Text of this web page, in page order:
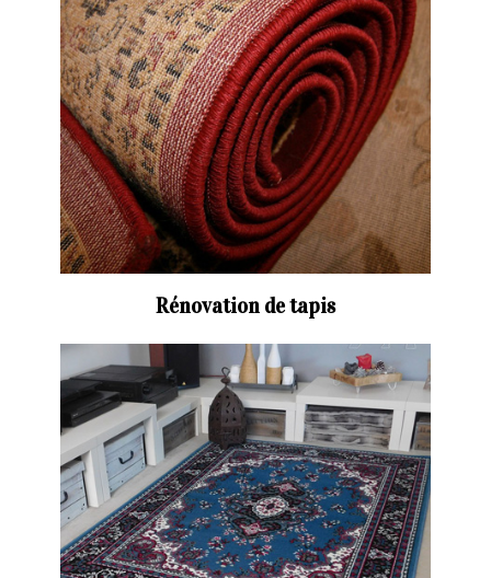
Rénovation de tapis